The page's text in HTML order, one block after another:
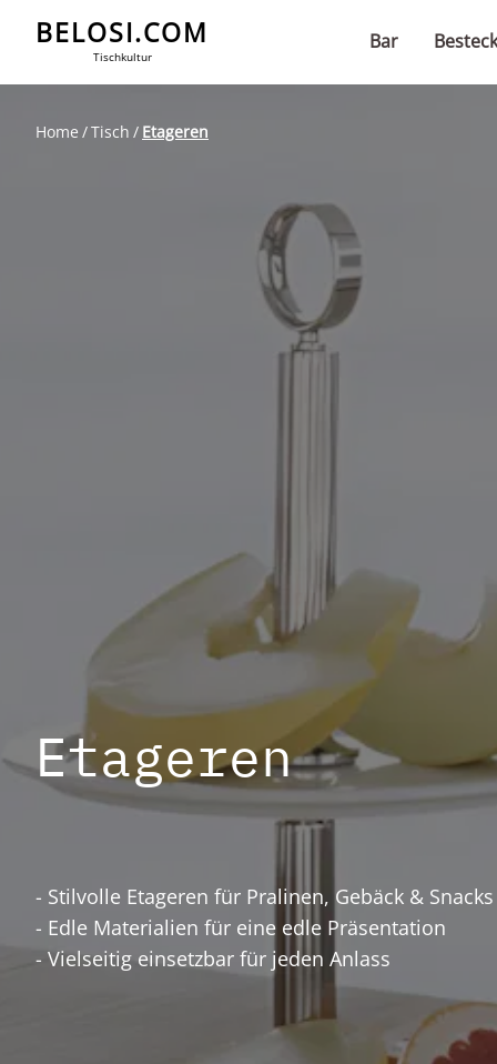
BELOSI.COM
Tischkultur
Bar Besteck
Home Tisch Etageren
Etageren
- Stilvolle Etageren für Pralinen, Gebäck &
- Edle Materialien für eine edle Präsentation
- Vielseitig einsetzbar für jeden Anlass